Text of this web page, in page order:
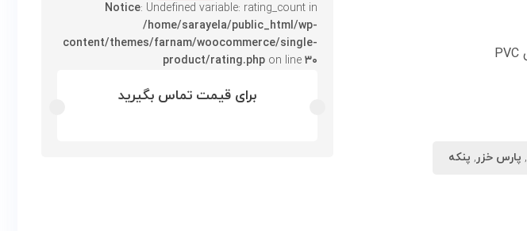
, پارس خزر, پنکه
Notice: Undefined variable: rating_count in
/home/sarayela/public_html/wp-
content/themes/farnam/woocommerce/single-
product/rating.php on line۳۰
برای قیمت تماس بگیرید